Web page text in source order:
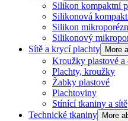
Silikon kompaktní
Silikonová
Silikon
Silikonový
Sítě a krycí plachty
More
Kroužky plastové a
Plachty, kroužky
Žabky plastové
Plachtoviny
Stínící tkaniny a sítě
Technické tkaniny
More